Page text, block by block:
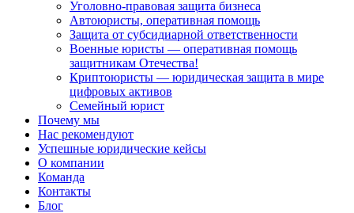
Уголовно-правовая защита бизнеса
Автоюристы, оперативная помощь
Защита от субсидиарной ответственности
Военные юристы — оперативная помощь
защитникам Отечества!
Криптоюристы — юридическая защита в мире
цифровых активов
Семейный юрист
Почему мы
Нас рекомендуют
Успешные юридические кейсы
О компании
Команда
Контакты
Блог